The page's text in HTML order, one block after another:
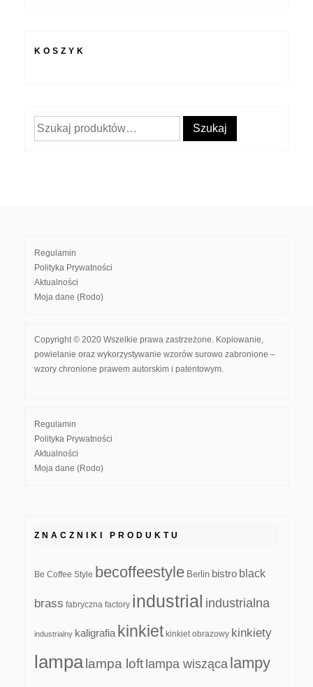
KOSZYK
Szukaj: Szukaj
Regulamin
Polityka Prywatności
Aktualności
Moja dane (Rodo)
Copyright © 2020 Wszelkie prawa zastrzeżone. Kopiowanie,
powielanie oraz wykorzystywanie wzorów surowo zabronione –
wzory chronione prawem autorskim i patentowym.
Regulamin
Polityka Prywatności
Aktualności
Moja dane (Rodo)
ZNACZNIKI PRODUKTU
Be Coffee Style becoffeestyle Berlin bistro black
brass fabryczna factory industrial industrialna
industrialny kaligrafia kinkiet kinkiet obrazowy kinkiety
lampa lampa loft lampa wisząca lampy